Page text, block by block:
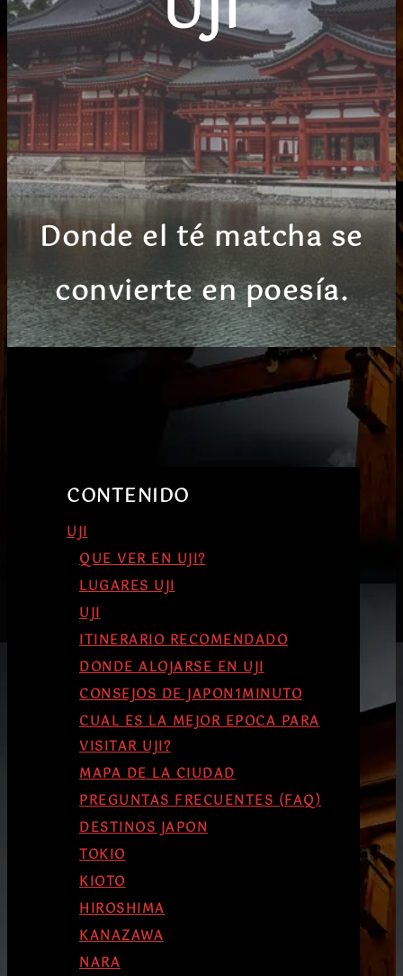
Donde el té matcha se
convierte en poesía.
CONTENIDO
UJI
QUE VER EN UJI?
LUGARES UJI
UJI
ITINERARIO RECOMENDADO
DONDE ALOJARSE EN UJI
CONSEJOS DE JAPON1MINUTO
CUAL ES LA MEJOR EPOCA PARA
VISITAR UJI?
MAPA DE LA CIUDAD
PREGUNTAS FRECUENTES (FAQ)
DESTINOS JAPON
TOKIO
KIOTO
HIROSHIMA
KANAZAWA
NARA